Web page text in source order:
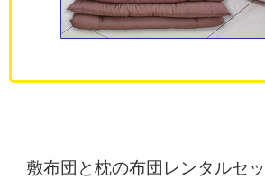
敷布団と枕の布団レンタルセ